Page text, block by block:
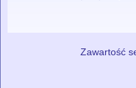
Zawartość